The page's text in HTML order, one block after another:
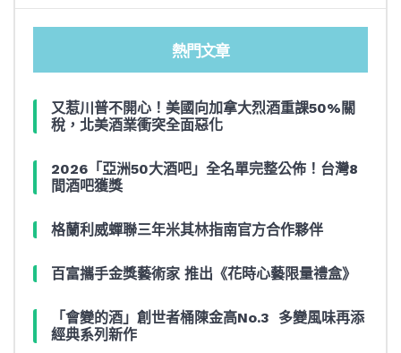
熱門文章
又惹川普不開心！美國向加拿大烈酒重課50%關
稅，北美酒業衝突全面惡化
2026「亞洲50大酒吧」全名單完整公佈！台灣8
間酒吧獲獎
格蘭利威蟬聯三年米其林指南官方合作夥伴
百富攜手金獎藝術家 推出《花時心藝限量禮盒》
「會變的酒」創世者桶陳金高No.3 多變風味再添
經典系列新作